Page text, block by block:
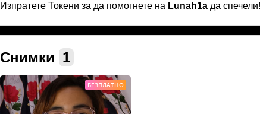
Изпратете Токени за да помогнете на Lunah1a да спечели!
Снимки 1
БЕЗПЛАТНО